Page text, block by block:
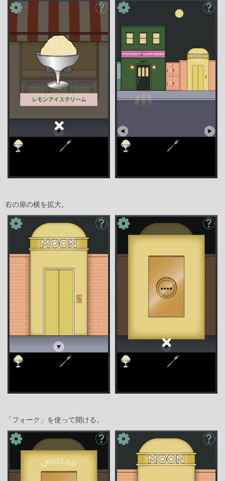
右の扉の横を拡大。
「フォーク」を使って開ける。